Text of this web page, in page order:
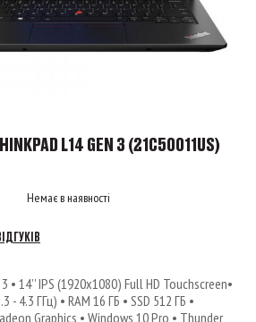
L14 GEN 3 (21C50011US)
Немає в наявності
• 14’’ IPS (1920x1080) Full HD Touchscreen•
- 4.3 ГГц) • RAM 16 ГБ • SSD 512 ГБ •
Graphics • Windows 10 Pro • Thunder